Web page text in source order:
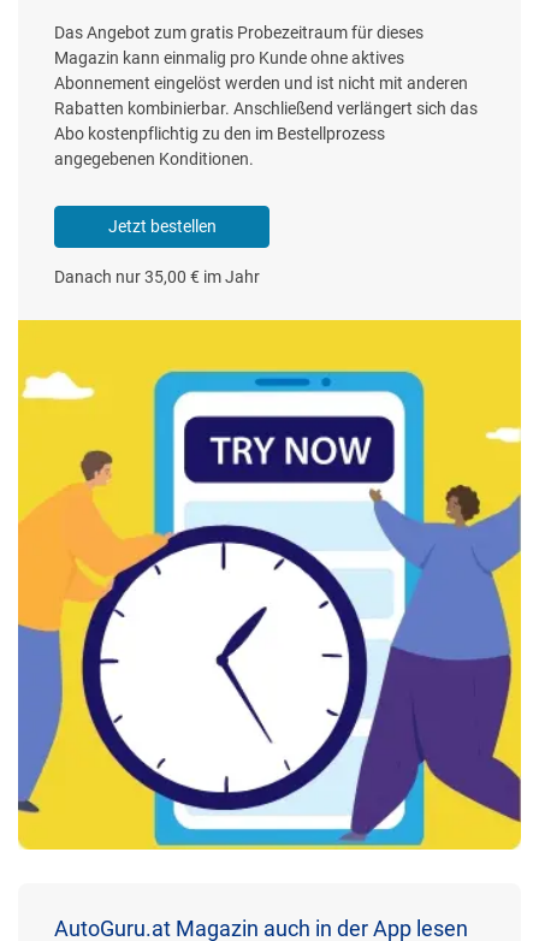
Das Angebot zum gratis Probezeitraum für dieses
Magazin kann einmalig pro Kunde ohne aktives
Abonnement eingelöst werden und ist nicht mit anderen
Rabatten kombinierbar. Anschließend verlängert sich das
Abo kostenpflichtig zu den im Bestellprozess
angegebenen Konditionen.
Jetzt bestellen
Danach nur 35,00 € im Jahr
AutoGuru.at Magazin auch in der App lesen